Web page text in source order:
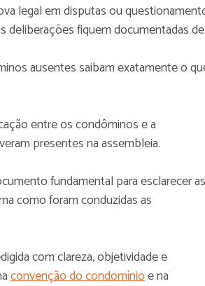
legal em disputas ou
deliberações fiquem documentadas de
ausentes saibam exatamente o
entre os condôminos e a
presentes na assembleia.
fundamental para esclarecer as
como foram conduzidas as
com clareza, objetividade e
convenção do condomínioe na